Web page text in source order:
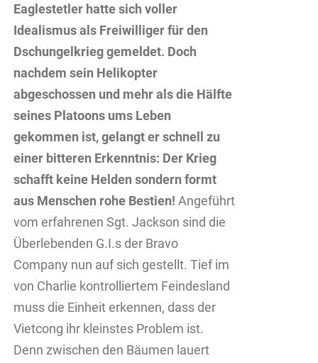
Eaglestetler hatte sich voller
Idealismus als Freiwilliger für den
Dschungelkrieg gemeldet. Doch
nachdem sein Helikopter
abgeschossen und mehr als die Hälfte
seines Platoons ums Leben
gekommen ist, gelangt er schnell zu
einer bitteren Erkenntnis: Der Krieg
schafft keine Helden sondern formt
aus Menschen rohe Bestien! Angeführt
vom erfahrenen Sgt. Jackson sind die
Überlebenden G.I.s der Bravo
Company nun auf sich gestellt. Tief im
von Charlie kontrolliertem Feindesland
muss die Einheit erkennen, dass der
Vietcong ihr kleinstes Problem ist.
Denn zwischen den Bäumen lauert